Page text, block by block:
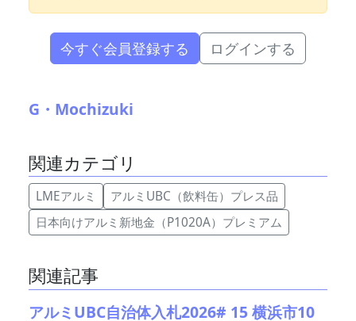
今すぐ会員登録する ログインする
G・Mochizuki
関連カテゴリ
LMEアルミ
アルミUBC（飲料缶）プレス品
日本向けアルミ新地金（P1020A）プレミアム
関連記事
アルミUBC自治体入札2026# 15 横浜市10